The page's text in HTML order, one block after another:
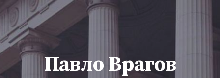
Павло Врагов